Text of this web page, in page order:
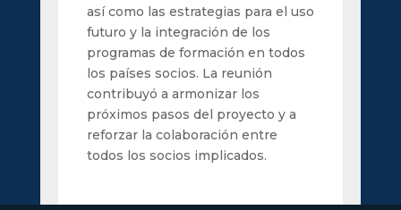
así como las estrategias para el uso
futuro y la integración de los
programas de formación en todos
los países socios. La reunión
contribuyó a armonizar los
próximos pasos del proyecto y a
reforzar la colaboración entre
todos los socios implicados.